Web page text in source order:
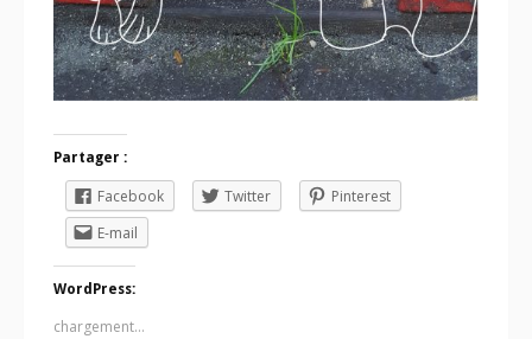
Partager :
Facebook Twitter
Pinterest
E-mail
WordPress:
chargement…